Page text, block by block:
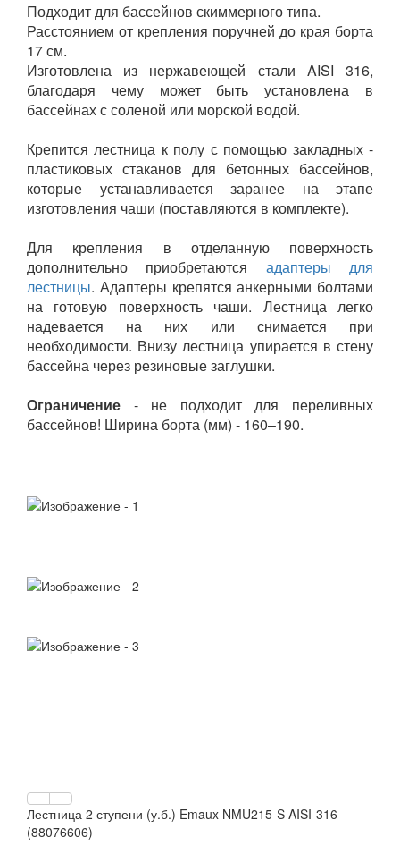
Подходит для бассейнов скиммерного типа.
Расстоянием от крепления поручней до края борта
17 см.
Изготовлена из нержавеющей стали AISI 316,
благодаря чему может быть установлена в
бассейнах с соленой или морской водой.
Крепится лестница к полу с помощью закладных -
пластиковых стаканов для бетонных бассейнов,
которые устанавливается заранее на этапе
изготовления чаши (поставляются в комплекте).
Для крепления в отделанную поверхность
дополнительно приобретаются адаптеры для
лестницы. Адаптеры крепятся анкерными болтами
на готовую поверхность чаши. Лестница легко
надевается на них или снимается при
необходимости. Внизу лестница упирается в стену
бассейна через резиновые заглушки.
Ограничение - не подходит для переливных
бассейнов! Ширина борта (мм) - 160–190.
Лестница 2 ступени (у.б.) Emaux NMU215-S AISI-316
(88076606)